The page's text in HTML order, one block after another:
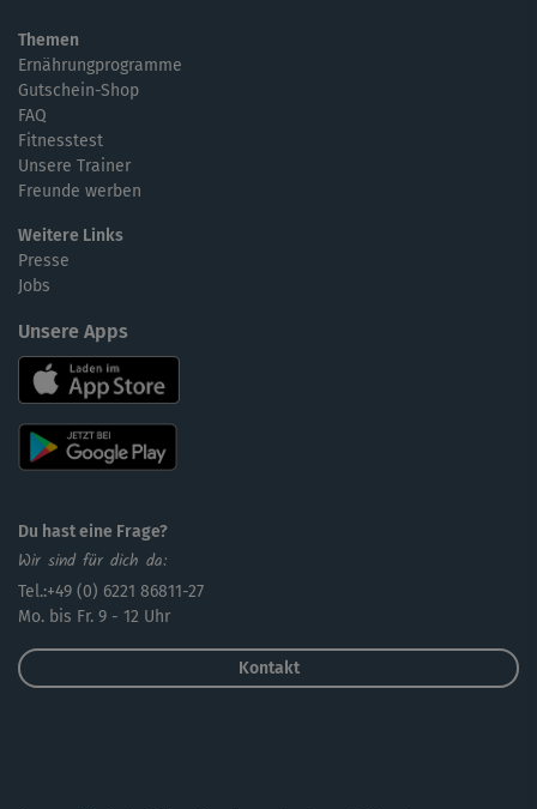
Themen
Ernährungprogramme
Gutschein-Shop
FAQ
Fitnesstest
Unsere Trainer
Freunde werben
Weitere Links
Presse
Jobs
Unsere Apps
Du hast eine Frage?
Wir sind für dich da:
Tel.:+49 (0) 6221 86811-27
Mo. bis Fr. 9 - 12 Uhr
Kontakt